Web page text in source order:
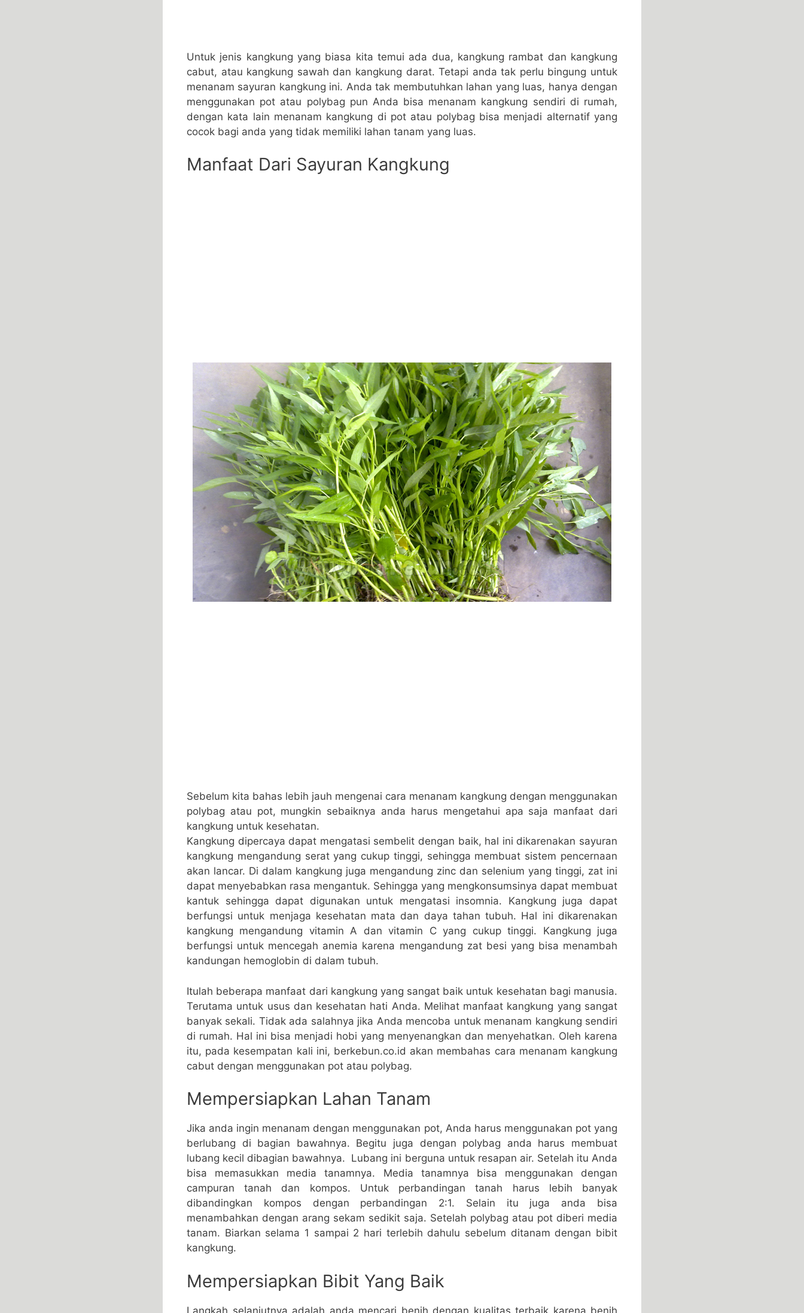
Untuk jenis kangkung yang biasa kita temui ada dua, kangkung rambat dan kangkung
cabut, atau kangkung sawah dan kangkung darat. Tetapi anda tak perlu bingung untuk
menanam sayuran kangkung ini. Anda tak membutuhkan lahan yang luas, hanya dengan
menggunakan pot atau polybag pun Anda bisa menanam kangkung sendiri di rumah,
dengan kata lain menanam kangkung di pot atau polybag bisa menjadi alternatif yang
cocok bagi anda yang tidak memiliki lahan tanam yang luas.
Manfaat Dari Sayuran Kangkung
Sebelum kita bahas lebih jauh mengenai cara menanam kangkung dengan menggunakan
polybag atau pot, mungkin sebaiknya anda harus mengetahui apa saja manfaat dari
kangkung untuk kesehatan.
Kangkung dipercaya dapat mengatasi sembelit dengan baik, hal ini dikarenakan sayuran
kangkung mengandung serat yang cukup tinggi, sehingga membuat sistem pencernaan
akan lancar. Di dalam kangkung juga mengandung zinc dan selenium yang tinggi, zat ini
dapat menyebabkan rasa mengantuk. Sehingga yang mengkonsumsinya dapat membuat
kantuk sehingga dapat digunakan untuk mengatasi insomnia. Kangkung juga dapat
berfungsi untuk menjaga kesehatan mata dan daya tahan tubuh. Hal ini dikarenakan
kangkung mengandung vitamin A dan vitamin C yang cukup tinggi. Kangkung juga
berfungsi untuk mencegah anemia karena mengandung zat besi yang bisa menambah
kandungan hemoglobin di dalam tubuh.
Itulah beberapa manfaat dari kangkung yang sangat baik untuk kesehatan bagi manusia.
Terutama untuk usus dan kesehatan hati Anda. Melihat manfaat kangkung yang sangat
banyak sekali. Tidak ada salahnya jika Anda mencoba untuk menanam kangkung sendiri
di rumah. Hal ini bisa menjadi hobi yang menyenangkan dan menyehatkan. Oleh karena
itu, pada kesempatan kali ini, berkebun.co.id akan membahas cara menanam kangkung
cabut dengan menggunakan pot atau polybag.
Mempersiapkan Lahan Tanam
Jika anda ingin menanam dengan menggunakan pot, Anda harus menggunakan pot yang
berlubang di bagian bawahnya. Begitu juga dengan polybag anda harus membuat
lubang kecil dibagian bawahnya. Lubang ini berguna untuk resapan air. Setelah itu Anda
bisa memasukkan media tanamnya. Media tanamnya bisa menggunakan dengan
campuran tanah dan kompos. Untuk perbandingan tanah harus lebih banyak
dibandingkan kompos dengan perbandingan 2:1. Selain itu juga anda bisa
menambahkan dengan arang sekam sedikit saja. Setelah polybag atau pot diberi media
tanam. Biarkan selama 1 sampai 2 hari terlebih dahulu sebelum ditanam dengan bibit
kangkung.
Mempersiapkan Bibit Yang Baik
Langkah selanjutnya adalah anda mencari benih dengan kualitas terbaik karena benih